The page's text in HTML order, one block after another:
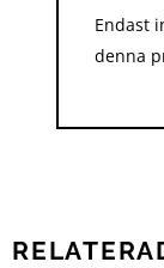
Endast
denna